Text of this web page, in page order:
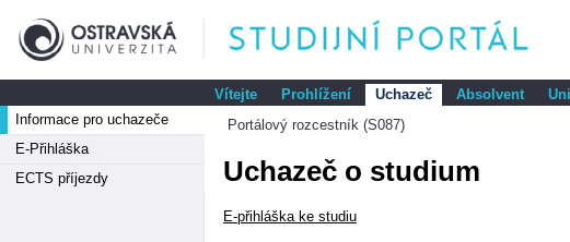
Vítejte Prohlížení Uchazeč Absolvent
Informace pro uchazeče
E-Přihláška
ECTS příjezdy
Portálový rozcestník (S087)
Uchazeč o studium
E-přihláška ke studiu